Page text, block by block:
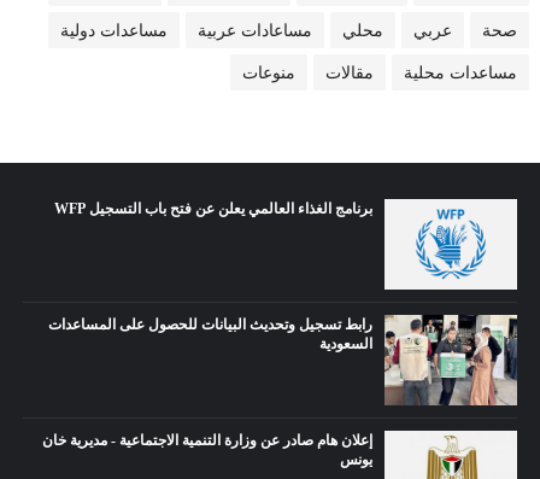
صحة عربي محلي مساعادات عربية مساعدات دولية
مساعدات محلية مقالات منوعات
برنامج الغذاء العالمي يعلن عن فتح باب التسجيل WFP
رابط تسجيل وتحديث البيانات للحصول على المساعدات
السعودية
إعلان هام صادر عن وزارة التنمية الاجتماعية - مديرية خان
يونس